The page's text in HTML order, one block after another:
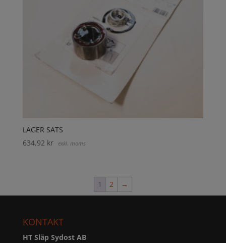
LAGER SATS
634,92 kr exkl. moms
1 2 →
KONTAKT
HT Släp Sydost AB